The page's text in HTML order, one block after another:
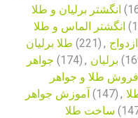
انگشتر برلیان و طلا
انگشتر الماس و طلا
طلا برلیان (221) ,
جواهر (174) , برلیان
فروش طلا و جواهر
آموزش جواهر (147) ,
ساخت طلا